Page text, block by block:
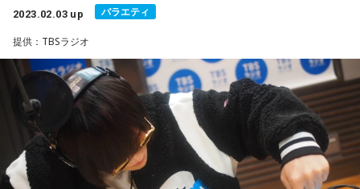
2023.02.03 up バラエティ
提供：TBSラジオ